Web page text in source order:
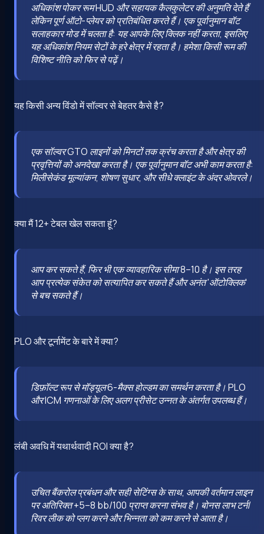
अधिकांश पोकर रूम HUD और सहायक कैलकुलेटर की अनुमति देते हैं
लेकिन पूर्ण ऑटो-प्लेयर को प्रतिबंधित करते हैं। एक पूर्वानुमान बॉट
सलाहकार मोड में चलता है: यह आपके लिए क्लिक नहीं करता, इसलिए
यह अधिकांश नियम सेटों के हरे क्षेत्र में रहता है। हमेशा किसी रूम की
विशिष्ट नीति को फिर से पढ़ें।
यह किसी अन्य विंडो में सॉल्वर से बेहतर कैसे है?
एक सॉल्वर GTO लाइनों को मिनटों तक क्रंच करता है और क्षेत्र की
प्रवृत्तियों को अनदेखा करता है। एक पूर्वानुमान बॉट अभी काम करता है:
मिलीसेकंड मूल्यांकन, शोषण सुधार, और सीधे क्लाइंट के अंदर ओवरले।
क्या मैं 12+ टेबल खेल सकता हूं?
आप कर सकते हैं, फिर भी एक व्यावहारिक सीमा 8–10 है। इस तरह
आप प्रत्येक संकेत को सत्यापित कर सकते हैं और अनंत 'ऑटोक्लिक'
से बच सकते हैं।
PLO और टूर्नामेंट के बारे में क्या?
डिफ़ॉल्ट रूप से मॉड्यूल 6-मैक्स होल्डम का समर्थन करता है। PLO
और ICM गणनाओं के लिए अलग प्रीसेट उन्नत के अंतर्गत उपलब्ध हैं।
लंबी अवधि में यथार्थवादी ROI क्या है?
उचित बैंकरोल प्रबंधन और सही सेटिंग्स के साथ, आपकी वर्तमान लाइन
पर अतिरिक्त +5–8 bb/100 प्राप्त करना संभव है। बोनस लाभ टर्न/
रिवर लीक को प्लग करने और भिन्नता को कम करने से आता है।